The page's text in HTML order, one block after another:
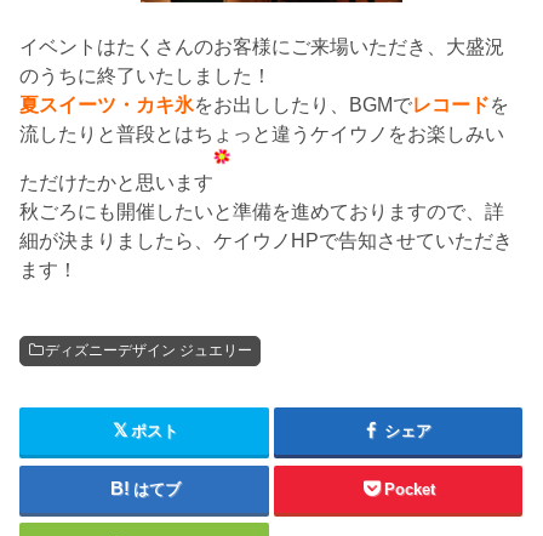
イベントはたくさんのお客様にご来場いただき、大盛況
のうちに終了いたしました！
夏スイーツ・カキ氷をお出ししたり、BGMでレコードを
流したりと普段とはちょっと違うケイウノをお楽しみい
ただけたかと思います
秋ごろにも開催したいと準備を進めておりますので、詳
細が決まりましたら、ケイウノHPで告知させていただき
ます！
ディズニーデザイン ジュエリー
ポスト シェア
はてブ Pocket